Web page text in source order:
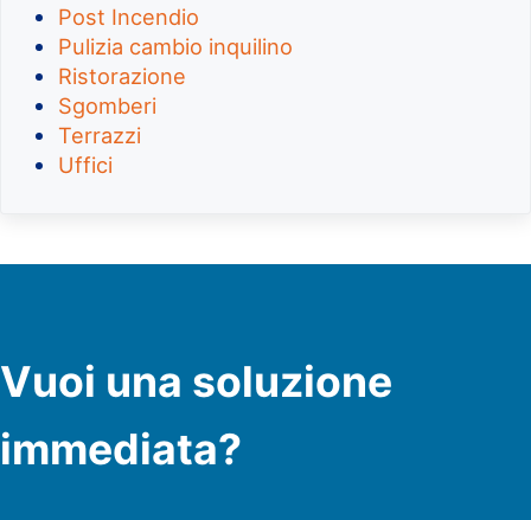
Post Incendio
Pulizia cambio inquilino
Ristorazione
Sgomberi
Terrazzi
Uffici
Vuoi una soluzione
immediata?